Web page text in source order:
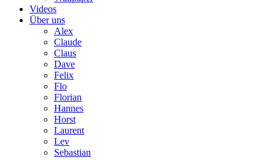
Videos
Über uns
Alex
Claude
Claus
Dave
Felix
Flo
Florian
Hannes
Horst
Laurent
Lev
Sebastian